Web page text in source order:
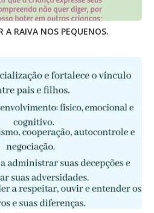
A RAIVA NOS PEQUENOS.